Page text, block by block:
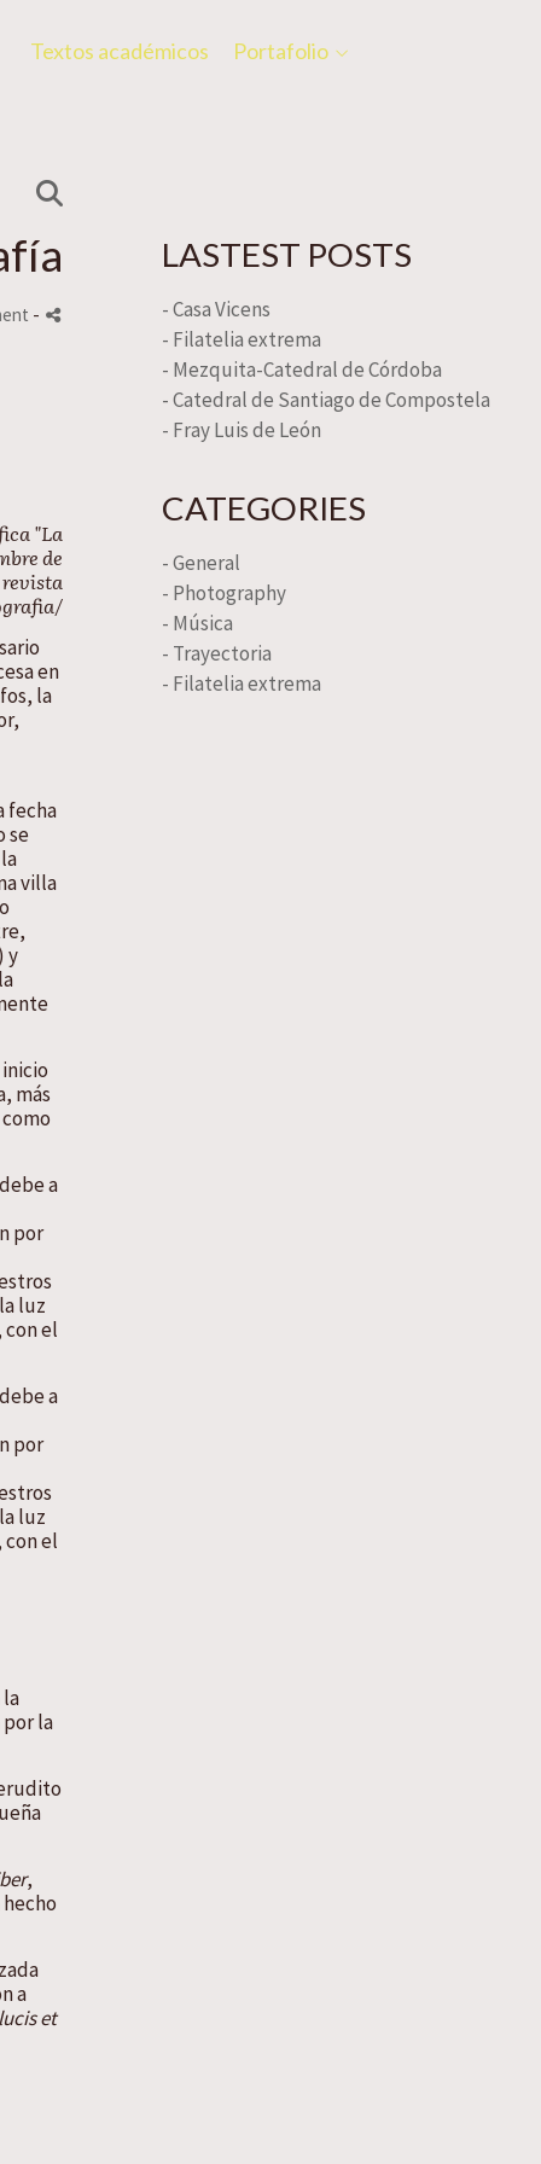
Textos académicos Portafolio
-
"La
de
en
la
fecha
se
villa
y
más
a
por
luz
con el
a
por
luz
con el
la
la
,
a
et
LASTEST POSTS
- Casa Vicens
- Filatelia extrema
- Mezquita-Catedral de Córdoba
- Catedral de Santiago de Compostela
- Fray Luis de León
CATEGORIES
- General
- Photography
- Música
- Trayectoria
- Filatelia extrema